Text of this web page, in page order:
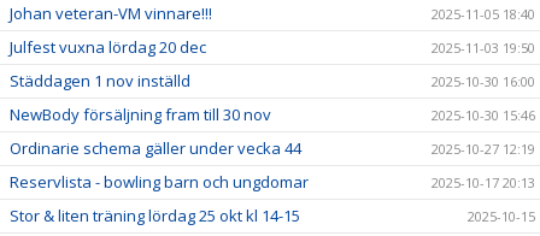
Johan veteran-VM vinnare!!! 2025-11-05 18:40
Julfest vuxna lördag 20 dec 2025-11-03 19:50
Städdagen 1 nov inställd 2025-10-30 16:00
NewBody försäljning fram till 30 nov 2025-10-30 15:46
Ordinarie schema gäller under vecka 44 2025-10-27 12:19
Reservlista - bowling barn och ungdomar 2025-10-17 20:13
Stor & liten träning lördag 25 okt kl 14-15 2025-10-15